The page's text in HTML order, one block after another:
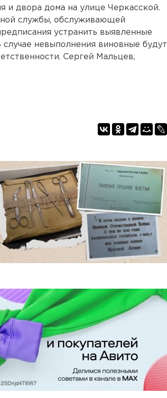
и двора дома на улице Черкасской.
службы, обслуживающей
устранить выявленные
невыполнения виновные будут
Сергей Мальцев,